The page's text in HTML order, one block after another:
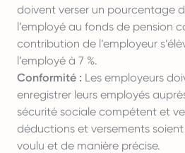
doivent verser un pourcentage
l’employé au fonds de pension
contribution de l’employeur
l’employé à 7 %.
Conformité : Les employeurs
enregistrer leurs employés
sécurité sociale compétent et
déductions et versements
voulu et de manière précise.